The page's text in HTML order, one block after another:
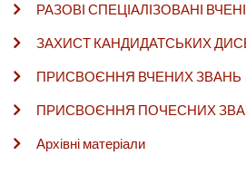
РАЗОВІ СПЕЦІАЛІЗОВАНІ
ЗАХИСТ КАНДИДАТСЬКИХ
ПРИСВОЄННЯ ВЧЕНИХ ЗВАНЬ
ПРИСВОЄННЯ ПОЧЕСНИХ
Архівні матеріали